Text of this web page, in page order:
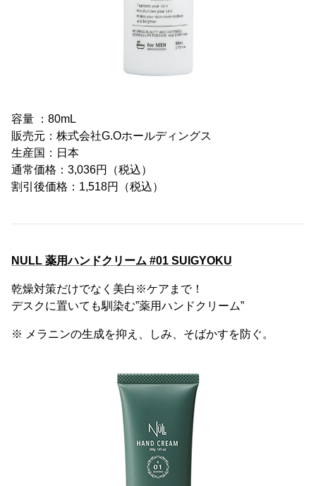
容量 ：80mL
販売元：株式会社G.Oホールディングス
生産国：日本
通常価格：3,036円（税込）
割引後価格：1,518円（税込）
NULL 薬用ハンドクリーム #01 SUIGYOKU
乾燥対策だけでなく美白※ケアまで！
デスクに置いても馴染む”薬用ハンドクリーム”
※ メラニンの生成を抑え、しみ、そばかすを防ぐ。